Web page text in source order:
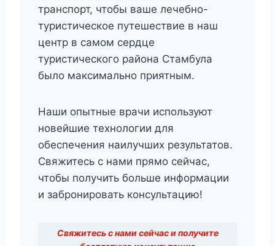
транспорт, чтобы ваше лечебно-
туристическое путешествие в наш
центр в самом сердце
туристического района Стамбула
было максимально приятным.
Наши опытные врачи используют
новейшие технологии для
обеспечения наилучших результатов.
Свяжитесь с нами прямо сейчас,
чтобы получить больше информации
и забронировать консультацию!
Свяжитесь с нами сейчас и получите